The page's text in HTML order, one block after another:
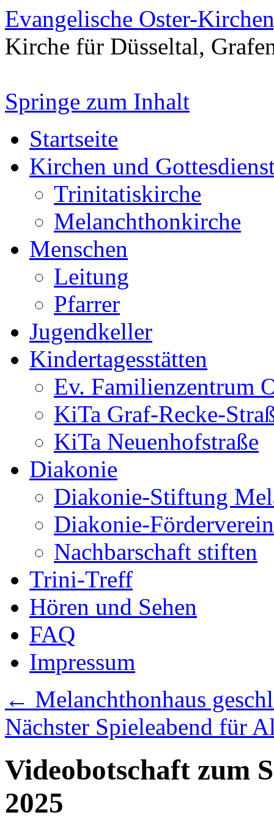
Evangelische Oster-
Kirche für Düsseltal,
Springe zum Inhalt
Startseite
Kirchen und
Trinitatiskirche
Melanchthonkirche
Menschen
Leitung
Pfarrer
Jugendkeller
Kindertagesstätten
Ev. Familienzentrum
KiTa Graf-Recke-
KiTa Neuenhofstraße
Diakonie
Diakonie-Stiftung
Diakonie-
Nachbarschaft stiften
Trini-Treff
Hören und Sehen
FAQ
Impressum
← Melanchthonhaus
Nächster Spieleabend für
Videobotschaft zum
2025